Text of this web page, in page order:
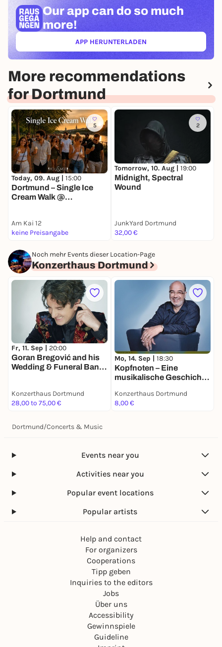
Our app can do so much
more!
APP HERUNTERLADEN(ÖFFNET IN NEUEM TAB)
More recommendations
for Dortmund
5
Today, 09. Aug | 15:00
Dortmund – Single Ice
Cream Walk @
Am Kai 12
keine Preisangabe
2
Tomorrow, 10. Aug | 19:00
Midnight, Spectral
Wound
JunkYard Dortmund
32,00 €
Noch mehr Events dieser Location-Page
Konzerthaus Dortmund
Fr, 11. Sep | 20:00
Goran Bregović and his
Wedding & Funeral Band |
alle Gelegenheiten
Konzerthaus Dortmund
28,00 to 75,00 €
Mo, 14. Sep | 18:30
Kopfnoten – Eine
musikalische Geschichte
in die Neue Welt – Die
Anfänge
Konzerthaus Dortmund
8,00 €
Dortmund/Concerts & Music
Events near you
Activities near you
Popular event locations
Popular artists
Help and contact
For organizers
Cooperations
Tipp geben
Inquiries to the editors
Jobs
Über uns
Accessibility
Gewinnspiele
Guideline